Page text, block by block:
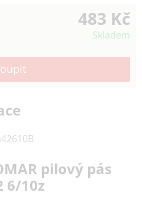
483 Kč
Skladem
pilový pás
6/10z